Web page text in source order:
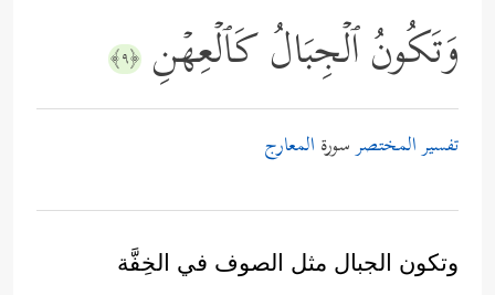
وَتَكُونُ ٱلۡجِبَالُ كَٱلۡعِهۡنِ ﴿٩﴾
تفسير المختصرسورة المعارج
وتكون الجبال مثل الصوف في الخِفَّة